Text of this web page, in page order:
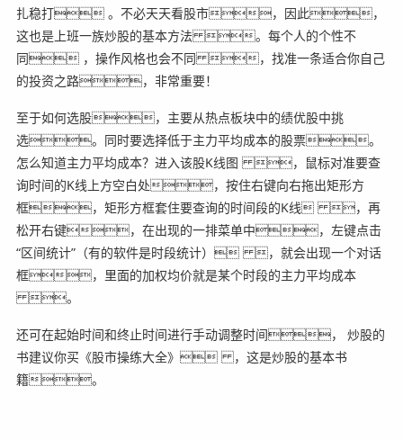
扎稳打 。不必天天看股市，因此，
这也是上班一族炒股的基本方法 。每个人的个性不
同 ，操作风格也会不同 ，找准一条适合你自己
的投资之路，非常重要！
至于如何选股，主要从热点板块中的绩优股中挑
选。同时要选择低于主力平均成本的股票。
怎么知道主力平均成本？进入该股K线图 ，鼠标对准要查
询时间的K线上方空白处，按住右键向右拖出矩形方
框，矩形方框套住要查询的时间段的K线 ，再
松开右键，在出现的一排菜单中，左键点击
“区间统计”（有的软件是时段统计） ，就会出现一个对话
框，里面的加权均价就是某个时段的主力平均成本
。
还可在起始时间和终止时间进行手动调整时间， 炒股的
书建议你买《股市操练大全》 ，这是炒股的基本书
籍。